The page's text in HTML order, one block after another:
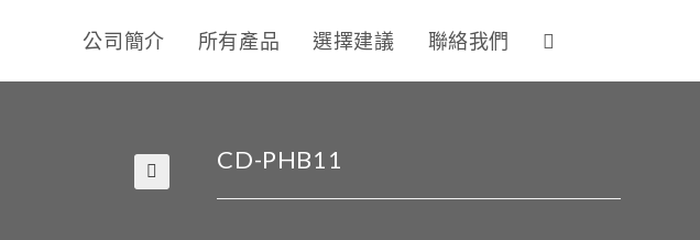
公司簡介 所有產品 選擇建議 聯絡我們
CD-PHB11